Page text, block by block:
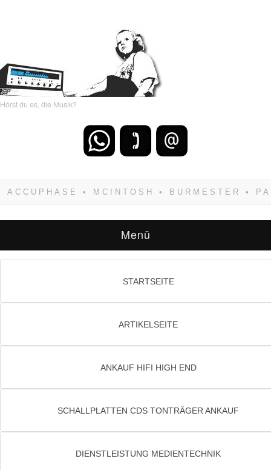
Hörst du es, die Musik?
zwangsläufig siegen! Und noch was: Hifi
Menü
STARTSEITE
ARTIKELSEITE
ANKAUF HIFI HIGH END
SCHALLPLATTEN CDS TONTRÄGER ANKAUF
DIENSTLEISTUNG MEDIENTECHNIK